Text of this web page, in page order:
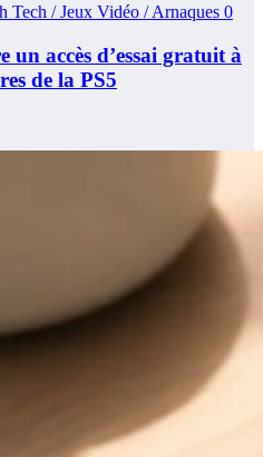
Tech / Jeux Vidéo / Arnaques 0
accès d’essai gratuit à
de la PS5